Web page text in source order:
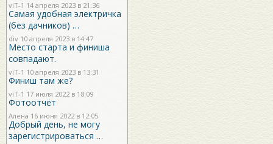
viT-1 14 апреля 2023 в 21:36
Самая удобная электричка
(без дачников) …
div 10 апреля 2023 в 14:47
Место старта и финиша
совпадают.
viT-1 10 апреля 2023 в 13:31
Финиш там же?
viT-1 17 июля 2022 в 18:09
Фотоотчёт
Алена 16 июня 2022 в 12:05
Добрый день, не могу
зарегистрироваться …